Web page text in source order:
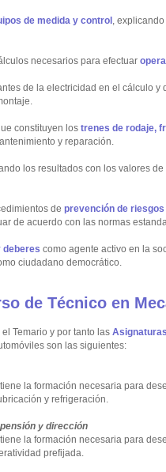
de medida y control ,
necesarios para efectuar
de la electricidad en el cálculo y
constituyen los trenes de rodaje,
y reparación.
los resultados con los valores
de prevención de
de acuerdo con las normas
deberes como agente activo en la
ciudadano democrático.
de Técnico en
Temario y por tanto las
son las siguientes:
la formación necesaria para
y refrigeración.
y dirección
la formación necesaria para
prefijada.